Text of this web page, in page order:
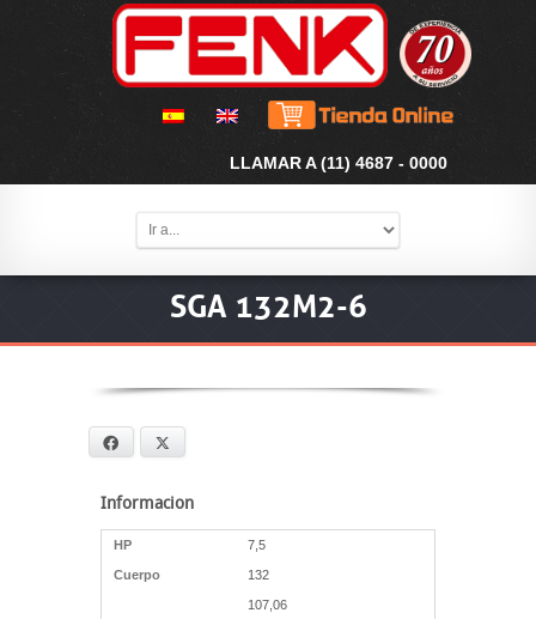
LLAMAR A (11) 4687 - 0000
SGA 132M2-6
Facebook
Informacion
HP 7,5
Cuerpo 132
107,06